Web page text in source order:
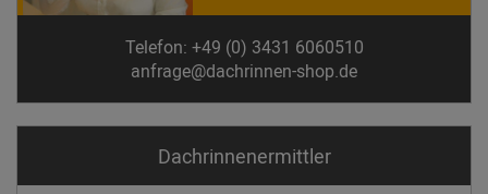
Telefon: +49 (0) 3431 6060510
anfrage@dachrinnen-shop.de
Dachrinnen­ermittler